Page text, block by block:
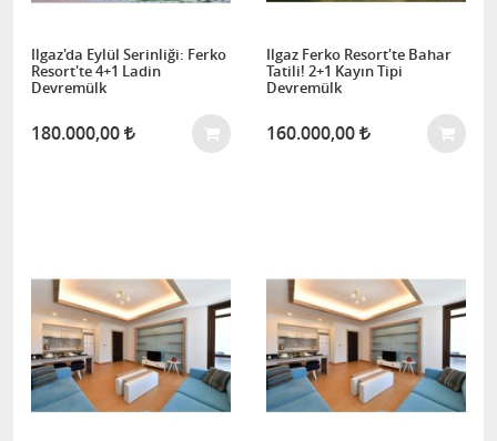
Ilgaz'da Eylül Serinliği: Ferko
Resort'te 4+1 Ladin
Devremülk
180.000,00
Ilgaz Ferko Resort'te Bahar
Tatili! 2+1 Kayın Tipi
Devremülk
160.000,00